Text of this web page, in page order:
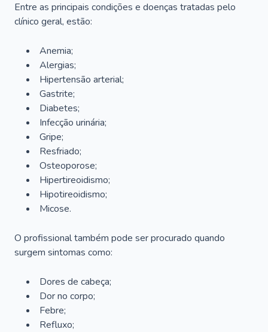
Entre as principais condições e doenças tratadas pelo
clínico geral, estão:
Anemia;
Alergias;
Hipertensão arterial;
Gastrite;
Diabetes;
Infecção urinária;
Gripe;
Resfriado;
Osteoporose;
Hipertireoidismo;
Hipotireoidismo;
Micose.
O profissional também pode ser procurado quando
surgem sintomas como:
Dores de cabeça;
Dor no corpo;
Febre;
Refluxo;